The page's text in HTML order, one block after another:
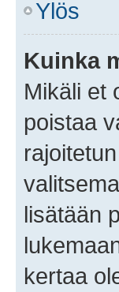
Ylös
Kuinka
Mikäli et
poistaa
lisätään
kertaa